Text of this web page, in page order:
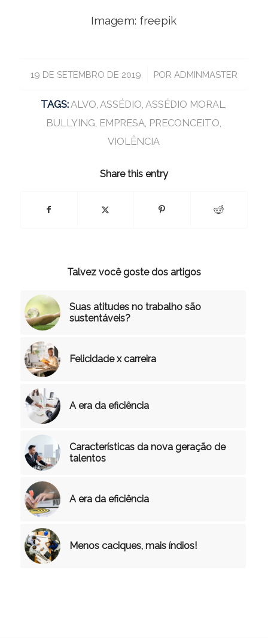
Imagem: freepik
19 DE SETEMBRO DE 2019
/ POR ADMINMASTER
TAGS: ALVO ASSÉDIO ASSÉDIO MORAL
BULLYING EMPRESA PRECONCEITO
VIOLÊNCIA
Share this entry
Talvez você goste dos artigos
Suas atitudes no trabalho são
sustentáveis?
Felicidade x carreira
A era da eficiência
Características da nova geração de
talentos
A era da eficiência
Menos caciques, mais índios!